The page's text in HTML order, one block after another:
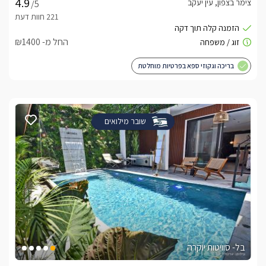
/5
צימר בצפון, עין יעקב
החל מ- ₪1400
בריכה וגקוזי ספא בפרטיות מוחלטת
שובר מילואים
בל- סוויטות יוקרה